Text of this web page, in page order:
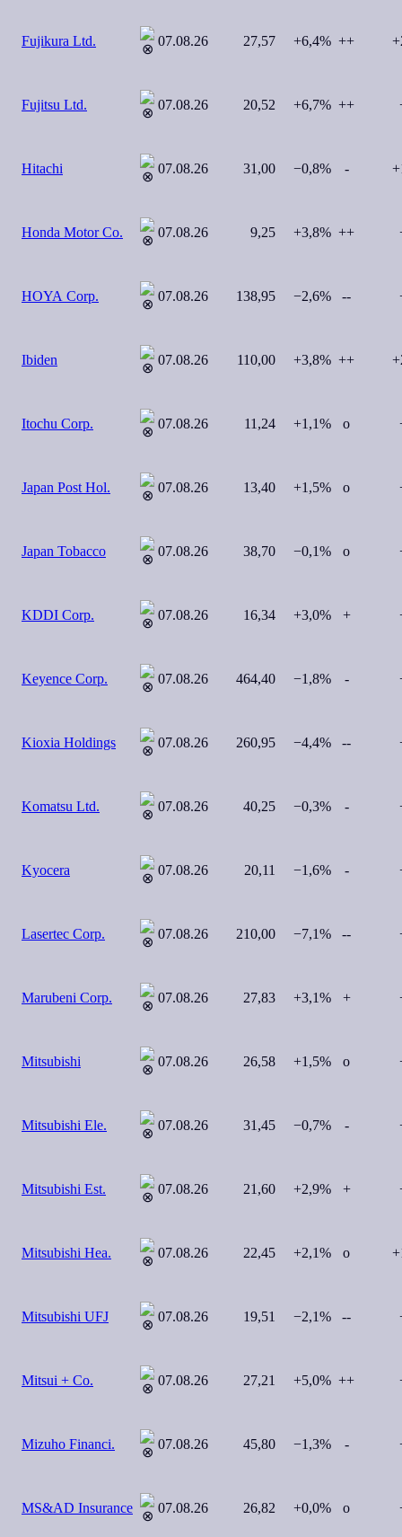
Fujikura Ltd. 07.08.26 27,57 +6,4% ++
Fujitsu Ltd. 07.08.26 20,52 +6,7% ++
Hitachi 07.08.26 31,00 −0,8% -
Honda Motor Co. 07.08.26 9,25 +3,8% ++
HOYA Corp. 07.08.26 138,95 −2,6% --
Ibiden 07.08.26 110,00 +3,8% ++
Itochu Corp. 07.08.26 11,24 +1,1% o
Japan Post Hol. 07.08.26 13,40 +1,5% o
Japan Tobacco 07.08.26 38,70 −0,1% o
KDDI Corp. 07.08.26 16,34 +3,0% +
Keyence Corp. 07.08.26 464,40 −1,8% -
Kioxia Holdings 07.08.26 260,95 −4,4% --
Komatsu Ltd. 07.08.26 40,25 −0,3% -
Kyocera 07.08.26 20,11 −1,6% -
Lasertec Corp. 07.08.26 210,00 −7,1% --
Marubeni Corp. 07.08.26 27,83 +3,1% +
Mitsubishi 07.08.26 26,58 +1,5% o
Mitsubishi Ele. 07.08.26 31,45 −0,7% -
Mitsubishi Est. 07.08.26 21,60 +2,9% +
Mitsubishi Hea. 07.08.26 22,45 +2,1% o
Mitsubishi UFJ 07.08.26 19,51 −2,1% --
Mitsui + Co. 07.08.26 27,21 +5,0% ++
Mizuho Financi. 07.08.26 45,80 −1,3% -
MS&AD Insurance 07.08.26 26,82 +0,0% o